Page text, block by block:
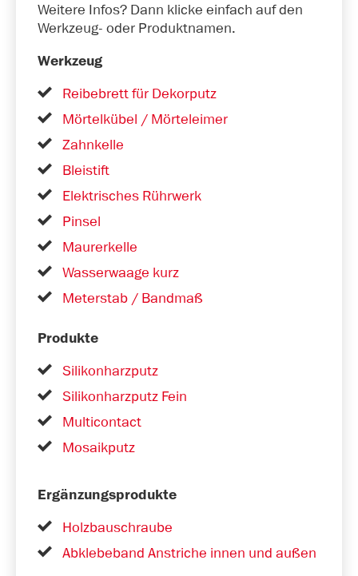
Weitere Infos? Dann klicke einfach auf den
Werkzeug- oder Produktnamen.
Werkzeug
Reibebrett für Dekorputz
Mörtelkübel / Mörteleimer
Zahnkelle
Bleistift
Elektrisches Rührwerk
Pinsel
Maurerkelle
Wasserwaage kurz
Meterstab / Bandmaß
Produkte
Silikonharzputz
Silikonharzputz Fein
Multicontact
Mosaikputz
Ergänzungsprodukte
Holzbauschraube
Abklebeband Anstriche innen und außen